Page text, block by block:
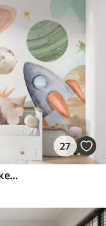
27
Барвиста ілюстрація із зображенням різних планет і космосу аквареллю